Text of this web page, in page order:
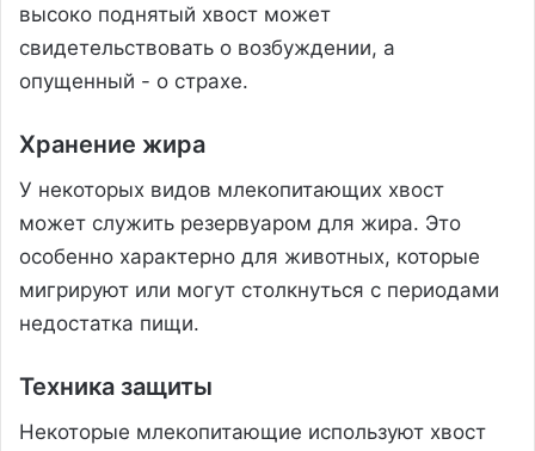
высоко поднятый хвост может
свидетельствовать о возбуждении, а
опущенный - о страхе.
Хранение жира
У некоторых видов млекопитающих хвост
может служить резервуаром для жира. Это
особенно характерно для животных, которые
мигрируют или могут столкнуться с периодами
недостатка пищи.
Техника защиты
Некоторые млекопитающие используют хвост